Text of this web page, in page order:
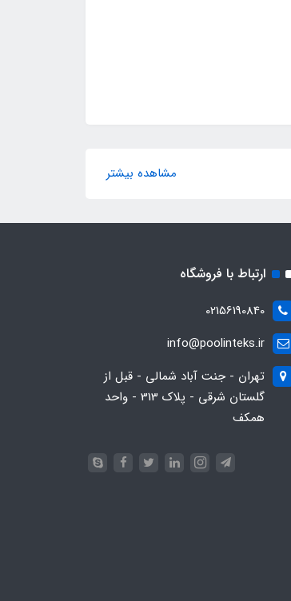
مشاهده بیشتر
ارتباط با فروشگاه
02156190840
info@poolinteks.ir
تهران - جنت آباد شمالی - قبل از
گلستان شرقی - پلاک 313 - واحد
همکف